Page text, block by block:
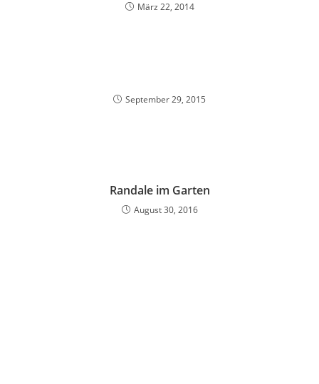
März 22, 2014
September 29, 2015
Randale im Garten
August 30, 2016